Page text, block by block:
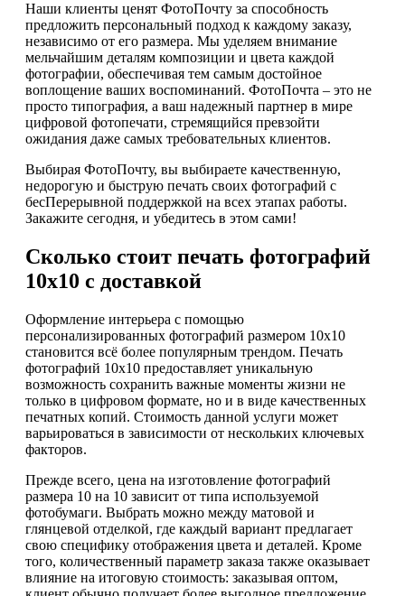
Наши клиенты ценят ФотоПочту за способность
предложить персональный подход к каждому заказу,
независимо от его размера. Мы уделяем внимание
мельчайшим деталям композиции и цвета каждой
фотографии, обеспечивая тем самым достойное
воплощение ваших воспоминаний. ФотоПочта – это не
просто типография, а ваш надежный партнер в мире
цифровой фотопечати, стремящийся превзойти
ожидания даже самых требовательных клиентов.
Выбирая ФотоПочту, вы выбираете качественную,
недорогую и быструю печать своих фотографий с
бесПерерывной поддержкой на всех этапах работы.
Закажите сегодня, и убедитесь в этом сами!
Сколько стоит печать фотографий
10х10 с доставкой
Оформление интерьера с помощью
персонализированных фотографий размером 10х10
становится всё более популярным трендом. Печать
фотографий 10х10 предоставляет уникальную
возможность сохранить важные моменты жизни не
только в цифровом формате, но и в виде качественных
печатных копий. Стоимость данной услуги может
варьироваться в зависимости от нескольких ключевых
факторов.
Прежде всего, цена на изготовление фотографий
размера 10 на 10 зависит от типа используемой
фотобумаги. Выбрать можно между матовой и
глянцевой отделкой, где каждый вариант предлагает
свою специфику отображения цвета и деталей. Кроме
того, количественный параметр заказа также оказывает
влияние на итоговую стоимость: заказывая оптом,